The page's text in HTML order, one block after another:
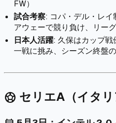
FW）
試合考察: コパ・デル・レ
アウェーで競り負け、リー
日本人活躍: 久保はカップ
一戦に挑み、シーズン終盤
sports_soccer セリエA（イタリ